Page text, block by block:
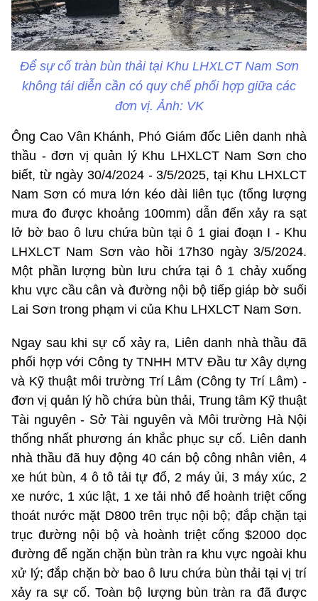
Để sự cố tràn bùn thải tại Khu LHXLCT Nam Sơn
không tái diễn cần có quy chế phối hợp giữa các
đơn vị. Ảnh: VK
Ông Cao Vân Khánh, Phó Giám đốc Liên danh nhà
thầu - đơn vị quản lý Khu LHXLCT Nam Sơn cho
biết, từ ngày 30/4/2024 - 3/5/2025, tại Khu LHXLCT
Nam Sơn có mưa lớn kéo dài liên tục (tổng lượng
mưa đo được khoảng 100mm) dẫn đến xảy ra sạt
lở bờ bao ô lưu chứa bùn tại ô 1 giai đoạn I - Khu
LHXLCT Nam Sơn vào hồi 17h30 ngày 3/5/2024.
Một phần lượng bùn lưu chứa tại ô 1 chảy xuống
khu vực cầu cân và đường nội bộ tiếp giáp bờ suối
Lai Sơn trong phạm vi của Khu LHXLCT Nam Sơn.
Ngay sau khi sự cố xảy ra, Liên danh nhà thầu đã
phối hợp với Công ty TNHH MTV Đầu tư Xây dựng
và Kỹ thuật môi trường Trí Lâm (Công ty Trí Lâm) -
đơn vị quản lý hồ chứa bùn thải, Trung tâm Kỹ thuật
Tài nguyên - Sở Tài nguyên và Môi trường Hà Nội
thống nhất phương án khắc phục sự cố. Liên danh
nhà thầu đã huy động 40 cán bộ công nhân viên, 4
xe hút bùn, 4 ô tô tải tự đổ, 2 máy ủi, 3 máy xúc, 2
xe nước, 1 xúc lật, 1 xe tải nhỏ để hoành triệt cống
thoát nước mặt D800 trên trục nội bộ; đắp chặn tại
trục đường nội bộ và hoành triệt cống $2000 dọc
đường để ngăn chặn bùn tràn ra khu vực ngoài khu
xử lý; đắp chặn bờ bao ô lưu chứa bùn thải tại vị trí
xảy ra sự cố. Toàn bộ lượng bùn tràn ra đã được